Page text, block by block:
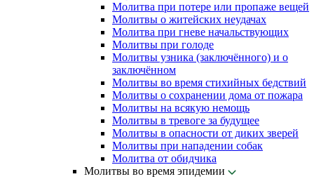
Молитва при потере или пропаже вещей
Молитвы о житейских неудачах
Молитва при гневе начальствующих
Молитвы при голоде
Молитвы узника (заключённого) и о
заключённом
Молитвы во время стихийных бедствий
Молитвы о сохранении дома от пожара
Молитвы на всякую немощь
Молитвы в тревоге за будущее
Молитвы в опасности от диких зверей
Молитвы при нападении собак
Молитва от обидчика
Молитвы во время эпидемии